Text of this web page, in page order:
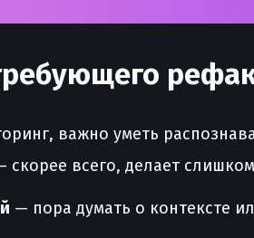
важно уметь
скорее всего, делает
— пора думать о контексте